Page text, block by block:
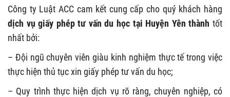
Công ty Luật ACC cam kết cung cấp cho quý khách hàng
dịch vụ giấy phép tư vấn du học tại Huyện Yên thành tốt
nhất bởi:
– Đội ngũ chuyên viên giàu kinh nghiệm thực tế trong việc
thực hiện thủ tục xin giấy phép tư vấn du học;
– Quy trình thực hiện dịch vụ rõ ràng, chuyên nghiệp, có